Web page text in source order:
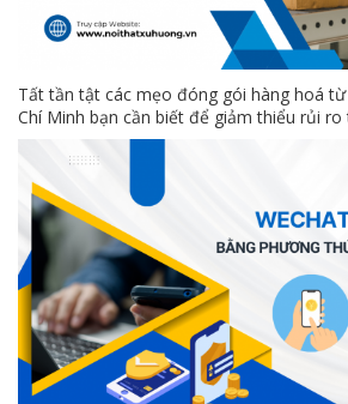
Tất tần tật các mẹo đóng gói hàng hoá
Chí Minh bạn cần biết để giảm thiểu rủi